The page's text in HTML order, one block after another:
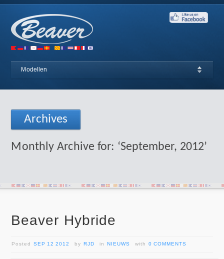
Modellen
Archives
Monthly Archive for: ‘September, 2012’
Beaver Hybride
PostedSEP 12 2012 byRJD inNIEUWS with0 COMMENTS